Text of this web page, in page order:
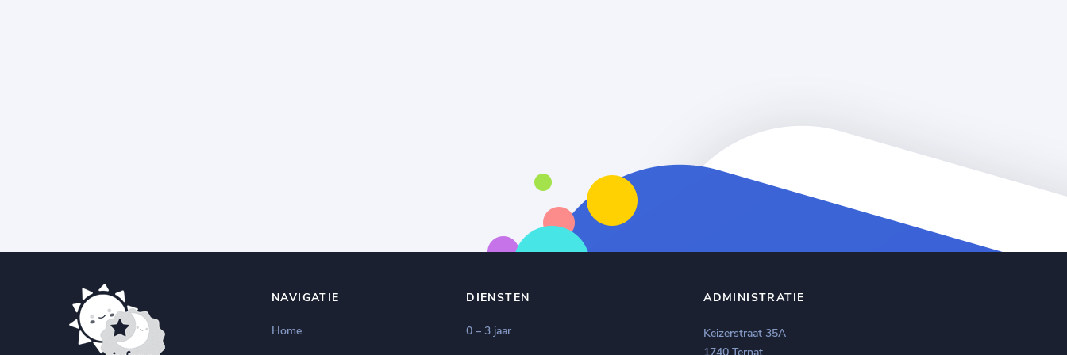
NAVIGATIE
Home
DIENSTEN
0 – 3 jaar
ADMINISTRATIE
Keizerstraat 35A
1740 Ternat